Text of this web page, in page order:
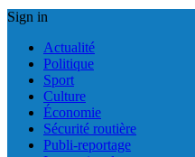
Sign in
Actualité
Politique
Sport
Culture
Économie
Sécurité routière
Publi-reportage